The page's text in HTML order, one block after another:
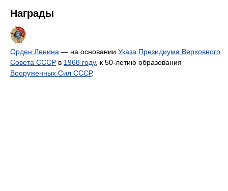
Награды
Орден Ленина — на основании Указа Президиума Верховного
Совета СССР в 1968 году, к 50-летию образования
Вооруженных Сил СССР.